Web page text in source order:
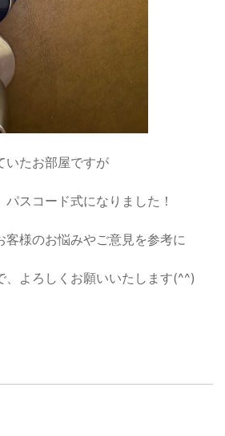
いたお部屋ですが
スコード式になりました！
客様のお悩みやご意見を参考に
、よろしくお願いいたします(^^)